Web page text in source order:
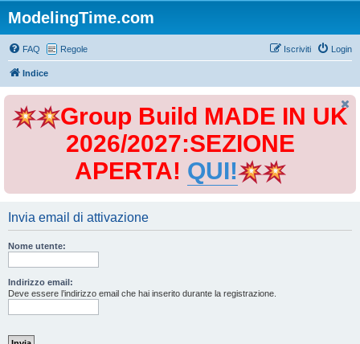
ModelingTime.com
FAQ Regole Login
Iscriviti
Indice
Group Build MADE IN UK
2026/2027:SEZIONE
APERTA! QUI!
Invia email di attivazione
Nome utente:
Indirizzo email:
Deve essere l’indirizzo email che hai inserito durante la registrazione.